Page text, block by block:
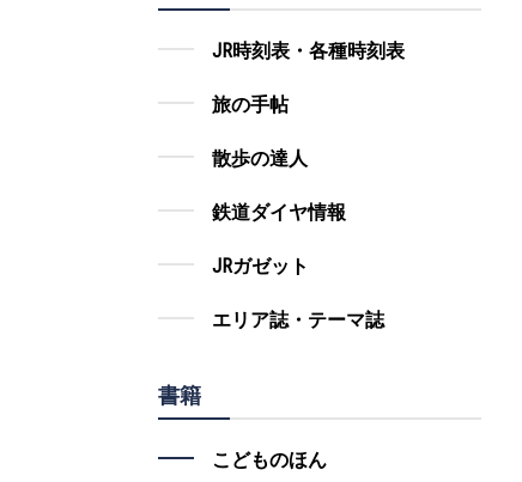
JR時刻表・各種時刻表
旅の手帖
散歩の達人
鉄道ダイヤ情報
JRガゼット
エリア誌・テーマ誌
書籍
こどものほん